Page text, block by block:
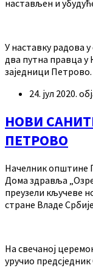
настављен и
У наставку радова
два путна правца у
заједници Петрово.
24. јул 2020.
НОВИ
ПЕТРОВО
Начелник општине
Дома здравља
преузели кључеве
стране Владе
На свечаној
уручио